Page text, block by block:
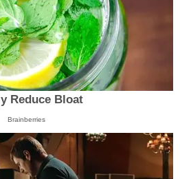
Reduce Bloat
Brainberries